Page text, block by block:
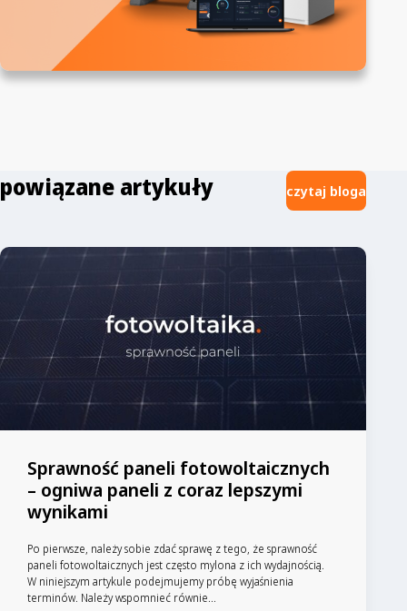
powiązane artykuły czytaj bloga
Sprawność paneli fotowoltaicznych
– ogniwa paneli z coraz lepszymi
wynikami
Po pierwsze, należy sobie zdać sprawę z tego, że sprawność
paneli fotowoltaicznych jest często mylona z ich wydajnością.
W niniejszym artykule podejmujemy próbę wyjaśnienia
terminów. Należy wspomnieć równie...